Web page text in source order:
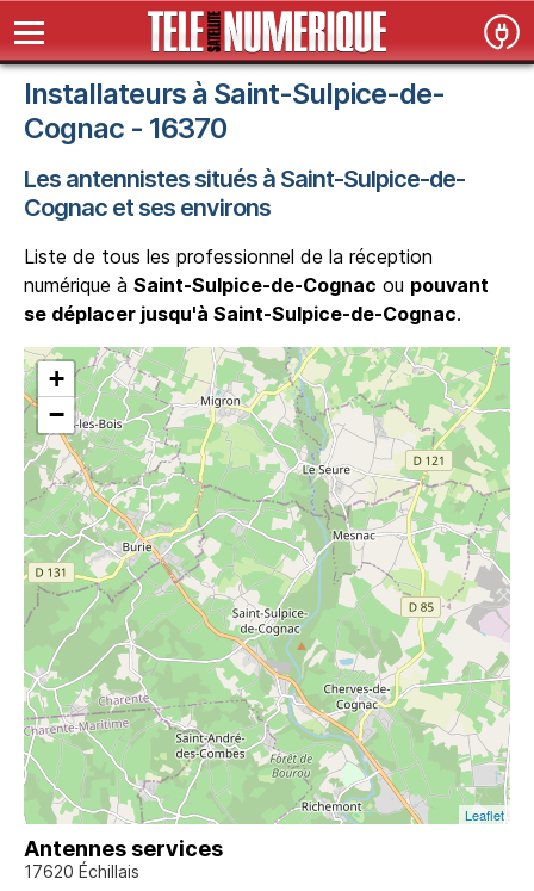
Installateurs à Saint-Sulpice-de-
Cognac - 16370
Les antennistes situés à Saint-Sulpice-de-
Cognac et ses environs
Liste de tous les professionnel de la réception
numérique à Saint-Sulpice-de-Cognac ou pouvant
se déplacer jusqu'à Saint-Sulpice-de-Cognac.
+
−
Leaflet
Antennes services
17620 Échillais